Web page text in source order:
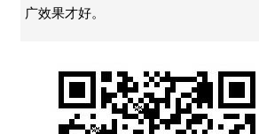
广效果才好。